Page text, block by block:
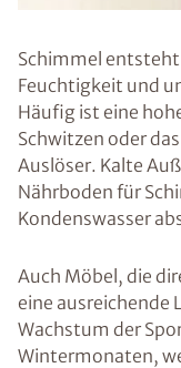
Schimmel
Feuchtigkeit und
Häufig ist eine
Schwitzen oder
Auslöser. Kalte
Nährboden für
Kondenswasser
Auch Möbel, die
eine ausreichende
Wachstum der
Wintermonaten,